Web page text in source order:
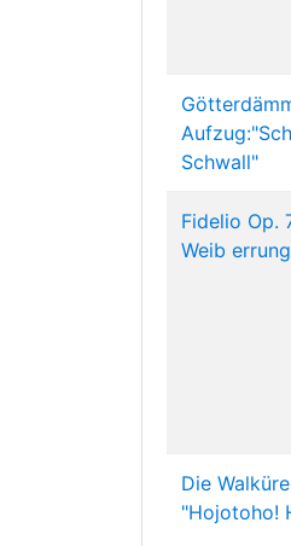
Schwall"
Fidelio Op.
Weib
Die
"Hojotoho!